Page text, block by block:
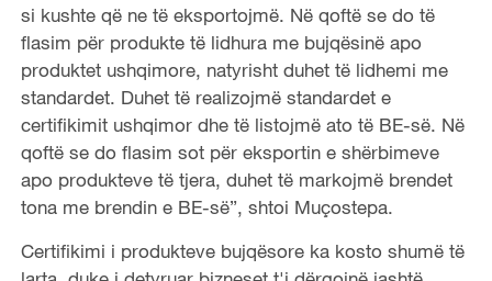
si kushte që ne të eksportojmë. Në qoftë se do të
flasim për produkte të lidhura me bujqësinë apo
produktet ushqimore, natyrisht duhet të lidhemi me
standardet. Duhet të realizojmë standardet e
certifikimit ushqimor dhe të listojmë ato të BE-së. Në
qoftë se do flasim sot për eksportin e shërbimeve
apo produkteve të tjera, duhet të markojmë brendet
tona me brendin e BE-së”, shtoi Muçostepa.
Certifikimi i produkteve bujqësore ka kosto shumë të